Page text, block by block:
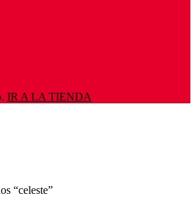
IR A LA TIENDA
“celeste”